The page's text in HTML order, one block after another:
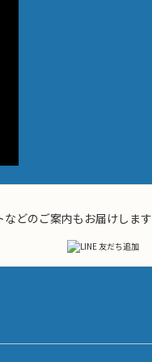
どのご案内もお届けします